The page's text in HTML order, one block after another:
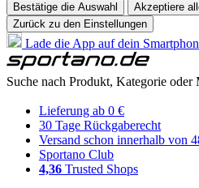
Bestätige die Auswahl
Akzeptiere
Zurück zu den Einstellungen
Lade die App auf dein
Suche nach Produkt, Kategorie oder
Lieferung ab 0 €
30 Tage Rückgaberecht
Versand schon innerhalb von
Sportano Club
4,36 Trusted Shops